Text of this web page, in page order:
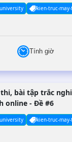
university kien-truc-
Tính giờ
bài tập trắc
online - Đề #6
university kien-truc-